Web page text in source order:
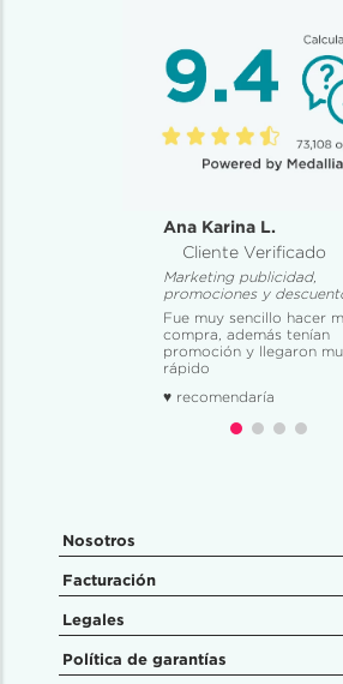
Ana Karina L.
Cliente Verificado
Marketing publicidad,
promociones y
Fue muy sencillo hacer
compra, además tenían
promoción y llegaron
rápido
♥ recomendaría
Nosotros
Facturación
Legales
Política de garantías